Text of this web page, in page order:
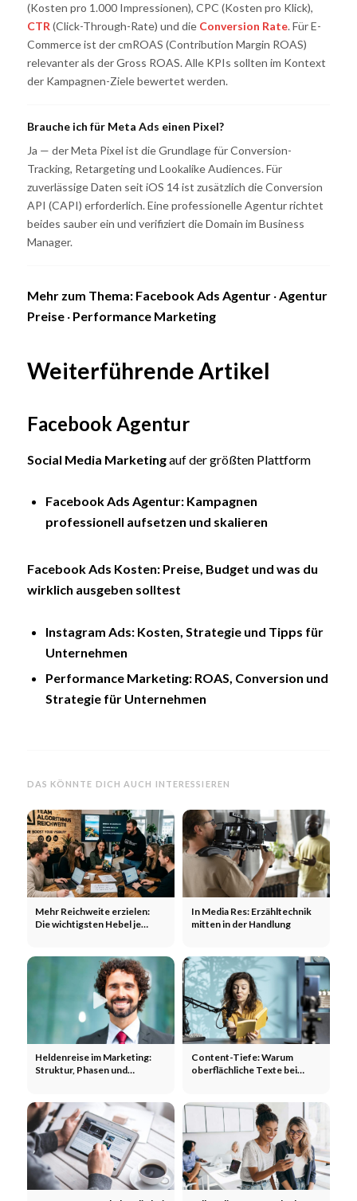
(Kosten pro 1.000 Impressionen), CPC (Kosten pro Klick),
CTR (Click-Through-Rate) und die Conversion Rate. Für E-
Commerce ist der cmROAS (Contribution Margin ROAS)
relevanter als der Gross ROAS. Alle KPIs sollten im Kontext
der Kampagnen-Ziele bewertet werden.
Brauche ich für Meta Ads einen Pixel?
Ja — der Meta Pixel ist die Grundlage für Conversion-
Tracking, Retargeting und Lookalike Audiences. Für
zuverlässige Daten seit iOS 14 ist zusätzlich die Conversion
API (CAPI) erforderlich. Eine professionelle Agentur richtet
beides sauber ein und verifiziert die Domain im Business
Manager.
Mehr zum Thema: Facebook Ads Agentur· Agentur
Preise· Performance Marketing
Weiterführende Artikel
Facebook Agentur
Social Media Marketingauf der größten Plattform
Facebook Ads Agentur: Kampagnen
professionell aufsetzen und skalieren
Facebook Ads Kosten: Preise, Budget und was du
wirklich ausgeben solltest
Instagram Ads: Kosten, Strategie und Tipps für
Unternehmen
Performance Marketing: ROAS, Conversion und
Strategie für Unternehmen
DAS KÖNNTE DICH AUCH INTERESSIEREN
Mehr Reichweite erzielen:
Die wichtigsten Hebel je
In Media Res: Erzähltechnik
mitten in der Handlung
Heldenreise im Marketing:
Struktur, Phasen und
Content-Tiefe: Warum
oberflächliche Texte bei